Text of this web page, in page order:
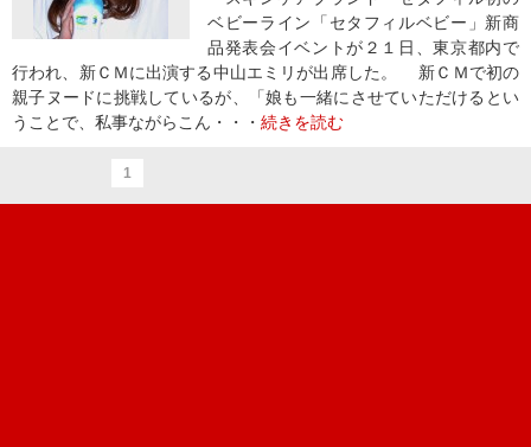
ベビーライン「セタフィルベビー」新商
品発表会イベントが２１日、東京都内で
行われ、新ＣＭに出演する中山エミリが出席した。 新ＣＭで初の
親子ヌードに挑戦しているが、「娘も一緒にさせていただけるとい
うことで、私事ながらこん・・・ 続きを読む
1